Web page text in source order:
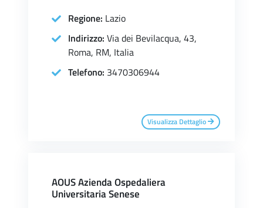
Regione: Lazio
Indirizzo: Via dei Bevilacqua, 43,
Roma, RM, Italia
Telefono: 3470306944
Visualizza Dettaglio
AOUS Azienda Ospedaliera
Universitaria Senese